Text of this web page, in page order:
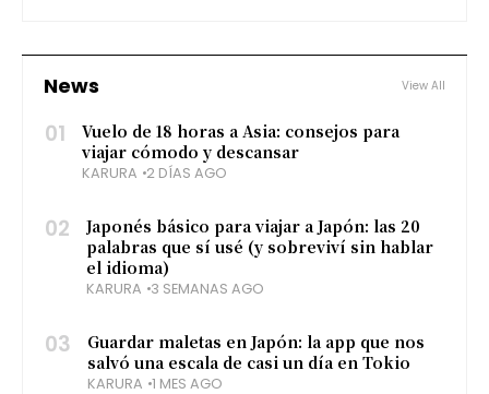
Japón? Este itinerario de 15 días
te llevará en un viaje cautivador a
través
News View All
01
Vuelo de 18 horas a Asia: consejos para
viajar cómodo y descansar
KARURA 2 DÍAS AGO
02
Japonés básico para viajar a Japón: las 20
palabras que sí usé (y sobreviví sin hablar
el idioma)
KARURA 3 SEMANAS AGO
03
Guardar maletas en Japón: la app que nos
salvó una escala de casi un día en Tokio
KARURA 1 MES AGO